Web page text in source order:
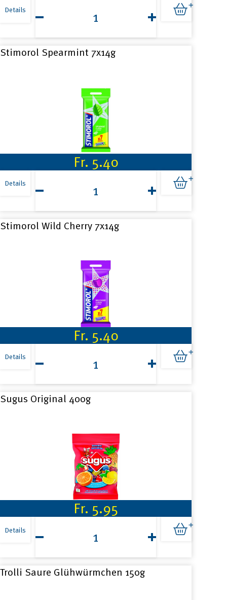
Details
Kräuter
Zucker
125g
Menge
Stimorol Spearmint 7x14g
Fr. 5.40
Details
7x14g
Stimorol Wild Cherry 7x14g
Fr. 5.40
Details
Stimorol
Cherry
Menge
Sugus Original 400g
Fr. 5.95
Details
400g
Trolli Saure Glühwürmchen 150g